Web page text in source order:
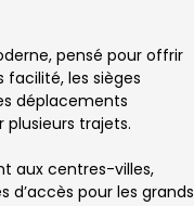
pensé pour offrir
les sièges
déplacements
trajets.
aux centres-villes,
d’accès pour les grands